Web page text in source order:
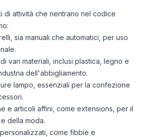
di attività che rientrano nel codice
sia manuali che automatici, per uso
vari materiali, inclusi plastica, legno e
dell'abbigliamento.
lampo, essenziali per la confezione
e articoli affini, come extensions, per il
della moda.
come fibbie e